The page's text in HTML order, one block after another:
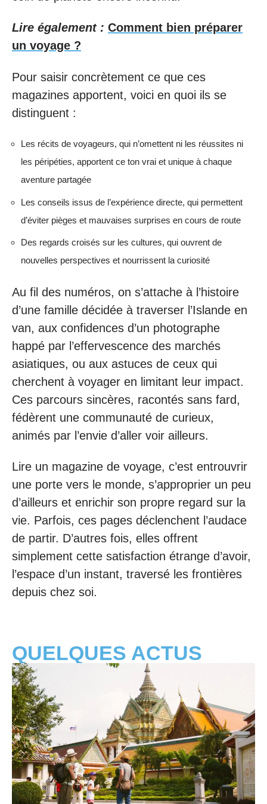
Lire également : Comment bien préparer
un voyage ?
Pour saisir concrètement ce que ces
magazines apportent, voici en quoi ils se
distinguent :
Les récits de voyageurs, qui n’omettent ni les réussites ni
les péripéties, apportent ce ton vrai et unique à chaque
aventure partagée
Les conseils issus de l’expérience directe, qui permettent
d’éviter pièges et mauvaises surprises en cours de route
Des regards croisés sur les cultures, qui ouvrent de
nouvelles perspectives et nourrissent la curiosité
Au fil des numéros, on s’attache à l’histoire
d’une famille décidée à traverser l’Islande en
van, aux confidences d’un photographe
happé par l’effervescence des marchés
asiatiques, ou aux astuces de ceux qui
cherchent à voyager en limitant leur impact.
Ces parcours sincères, racontés sans fard,
fédèrent une communauté de curieux,
animés par l’envie d’aller voir ailleurs.
Lire un magazine de voyage, c’est entrouvrir
une porte vers le monde, s’approprier un peu
d’ailleurs et enrichir son propre regard sur la
vie. Parfois, ces pages déclenchent l’audace
de partir. D’autres fois, elles offrent
simplement cette satisfaction étrange d’avoir,
l’espace d’un instant, traversé les frontières
depuis chez soi.
QUELQUES ACTUS